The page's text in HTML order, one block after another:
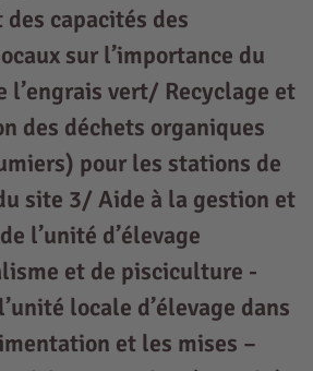
capacités des
sur l’importance du
l’engrais vert/ Recyclage et
des déchets organiques
pour les stations de
site 3/ Aide à la gestion et
l’unité d’élevage
et de pisciculture -
locale d’élevage dans
et les mises –